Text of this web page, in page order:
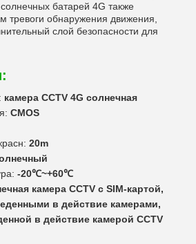
батарей 4G также
тревоги обнаружения движения,
слой безопасности для
камера CCTV 4G солнечная
CMOS
20m
-20℃~+60℃
камера CCTV с SIM-картой,
в действие камерами,
в действие камерой CCTV